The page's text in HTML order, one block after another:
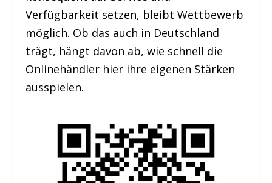
Verfügbarkeit setzen, bleibt Wettbewerb
möglich. Ob das auch in Deutschland
trägt, hängt davon ab, wie schnell die
Onlinehändler hier ihre eigenen Stärken
ausspielen.